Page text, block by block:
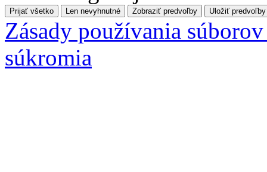
Prijať všetko Len nevyhnutné Zobraziť predvoľby Uložiť predvoľby
Zásady používania
súkromia